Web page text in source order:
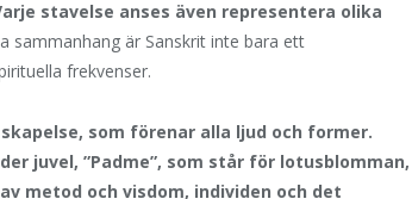
stavelse anses även representera olika
sammanhang är Sanskrit inte bara ett
frekvenser.
som förenar alla ljud och former.
juvel, ”Padme”, som står för lotusblomman,
metod och visdom, individen och det